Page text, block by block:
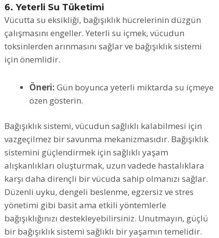
6. Yeterli Su Tüketimi
Vücutta su eksikliği, bağışıklık hücrelerinin düzgün
çalışmasını engeller. Yeterli su içmek, vücudun
toksinlerden arınmasını sağlar ve bağışıklık sistemi
için önemlidir.
Öneri: Gün boyunca yeterli miktarda su içmeye
özen gösterin.
Bağışıklık sistemi, vücudun sağlıklı kalabilmesi için
vazgeçilmez bir savunma mekanizmasıdır. Bağışıklık
sistemini güçlendirmek için sağlıklı yaşam
alışkanlıkları oluşturmak, uzun vadede hastalıklara
karşı daha dirençli bir vücuda sahip olmanızı sağlar.
Düzenli uyku, dengeli beslenme, egzersiz ve stres
yönetimi gibi basit ama etkili yöntemlerle
bağışıklığınızı destekleyebilirsiniz. Unutmayın, güçlü
bir bağışıklık sistemi sağlıklı bir yaşamın temelidir.